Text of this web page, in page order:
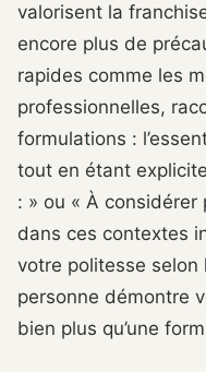
valorisent la
encore plus de
rapides comme les
professionnelles,
formulations :
tout en étant
: » ou « À
dans ces contextes
votre politesse selon
personne démontre
bien plus qu’une